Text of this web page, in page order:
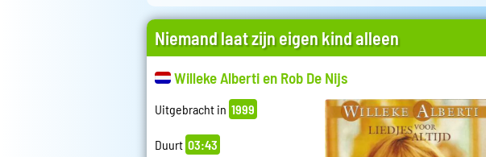
Niemand laat zijn eigen kind alleen
Willeke Alberti en Rob De Nijs
Uitgebracht in 1999
Duurt 03:43